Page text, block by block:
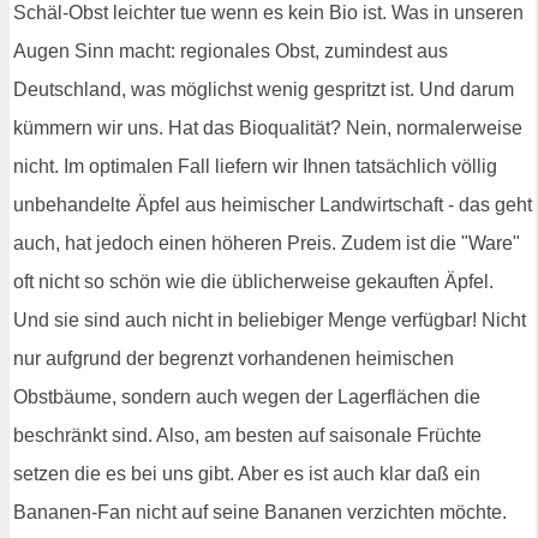
Schäl-Obst leichter tue wenn es kein Bio ist. Was in unseren
Augen Sinn macht: regionales Obst, zumindest aus
Deutschland, was möglichst wenig gespritzt ist. Und darum
kümmern wir uns. Hat das Bioqualität? Nein, normalerweise
nicht. Im optimalen Fall liefern wir Ihnen tatsächlich völlig
unbehandelte Äpfel aus heimischer Landwirtschaft - das geht
auch, hat jedoch einen höheren Preis. Zudem ist die "Ware"
oft nicht so schön wie die üblicherweise gekauften Äpfel.
Und sie sind auch nicht in beliebiger Menge verfügbar! Nicht
nur aufgrund der begrenzt vorhandenen heimischen
Obstbäume, sondern auch wegen der Lagerflächen die
beschränkt sind. Also, am besten auf saisonale Früchte
setzen die es bei uns gibt. Aber es ist auch klar daß ein
Bananen-Fan nicht auf seine Bananen verzichten möchte.